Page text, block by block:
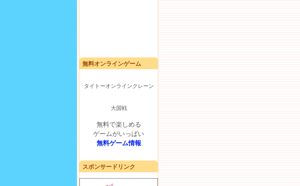
無料オンラインゲーム
タイトーオンラインクレーン
大国戦
無料で楽しめる
ゲームがいっぱい
無料ゲーム情報
スポンサードリンク